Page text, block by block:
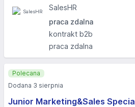
SalesHR
praca zdalna
kontrakt b2b
praca zdalna
Junior Marketing&Sales
Polecana
Dodana 3 sierpnia